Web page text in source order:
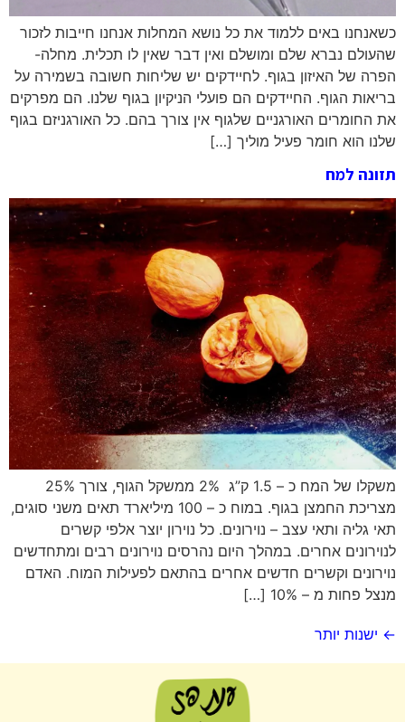
כשאנחנו באים ללמוד את כל נושא המחלות אנחנו חייבות לזכור
שהעולם נברא שלם ומושלם ואין דבר שאין לו תכלית. מחלה-
הפרה של האיזון בגוף. לחיידקים יש שליחות חשובה בשמירה על
בריאות הגוף. החיידקים הם פועלי הניקיון בגוף שלנו. הם מפרקים
את החומרים האורגניים שלגוף אין צורך בהם. כל האורגניזם בגוף
שלנו הוא חומר פעיל מוליך […]
תזונה למח
משקלו של המח כ – 1.5 ק”ג 2% ממשקל הגוף, צורך 25%
מצריכת החמצן בגוף. במוח כ – 100 מיליארד תאים משני סוגים,
תאי גליה ותאי עצב – נוירונים. כל נוירון יוצר אלפי קשרים
לנוירונים אחרים. במהלך היום נהרסים נוירונים רבים ומתחדשים
נוירונים וקשרים חדשים אחרים בהתאם לפעילות המוח. האדם
מנצל פחות מ – 10% […]
← ישנות יותר